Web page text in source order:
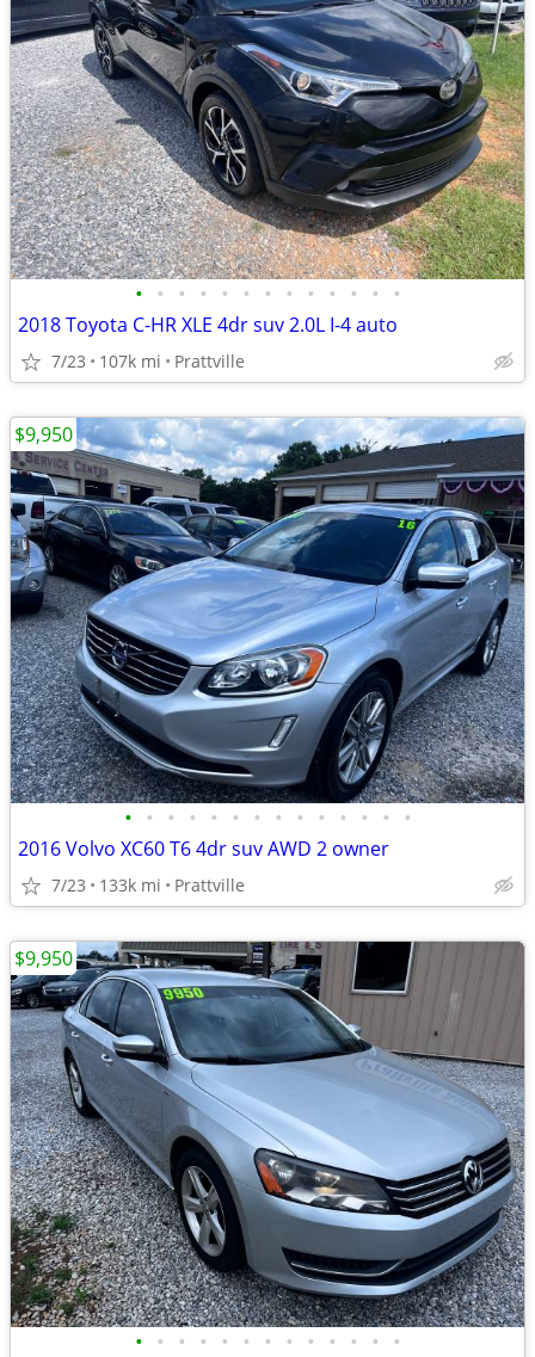
• • • • • • • • • • • • •
2018 Toyota C-HR XLE 4dr suv 2.0L I-4 auto
7/23 107k mi Prattville
• • • • • • • • • • • • • •
2016 Volvo XC60 T6 4dr suv AWD 2 owner
7/23 133k mi Prattville
$9,950
• • • • • • • • • • • • •
$9,950